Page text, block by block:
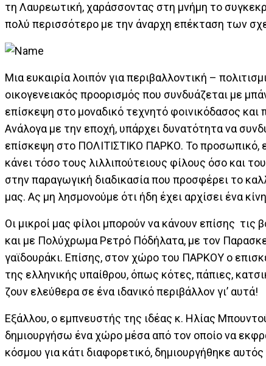
τη Λαυρεωτική, χαράσσοντας στη μνήμη το
πολύ περισσότερο με την άναρχη επέκταση των
Μια ευκαιρία λοιπόν για περιβαλλοντική –
οικογενειακός προορισμός που συνδυάζεται με
επίσκεψη στο μοναδικό τεχνητό φοινικόδασος
Ανάλογα με την εποχή, υπάρχει δυνατότητα να
επίσκεψη στο ΠΟΛΙΤΙΣΤΙΚΟ ΠΑΡΚΟ. Το προσωπικό,
κάνει τόσο τους λιλλιπούτειους φίλους όσο και
στην παραγωγική διαδικασία που προσφέρει το
μας. Ας μη λησμονούμε ότι ήδη έχει αρχίσει ένα
Οι μικροί μας φίλοι μπορoύν να κάνουν επίσης
και με Πολύχρωμα Ρετρό Πόδήλατα, με τον
γαϊδουράκι. Επίσης, στον χώρο του ΠΑΡΚΟΥ ο
της ελληνικής υπαίθρου, όπως κότες, πάπιες,
ζουν ελεύθερα σε ένα ιδανικό περιβάλλον γι’ αυτά!
Εξάλλου, ο εμπνευστής της ιδέας κ. Ηλίας
δημιουργήσω ένα χώρο μέσα από τον οποίο να
κόσμου για κάτι διαφορετικό, δημιουργήθηκε